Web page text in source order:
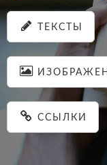
ТЕКСТЫ
ССЫЛКИ